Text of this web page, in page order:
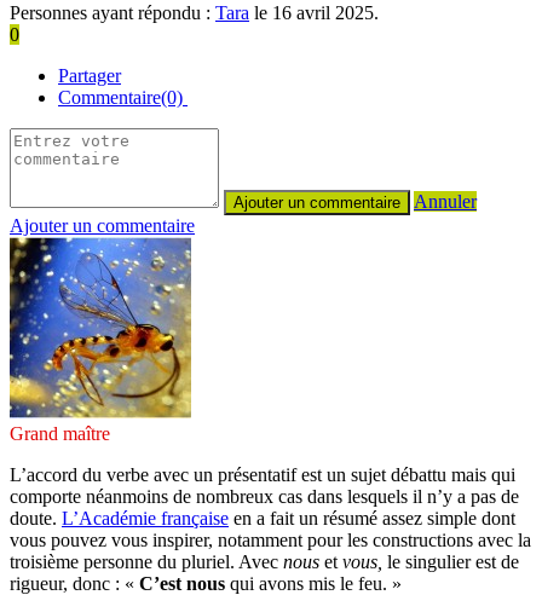
Personnes ayant répondu : Tara le 16 avril 2025.
0
Partager
Commentaire(0)
Annuler
Ajouter un commentaire
Grand maître
L’accord du verbe avec un présentatif est un sujet débattu mais qui
comporte néanmoins de nombreux cas dans lesquels il n’y a pas de
doute. L’Académie française en a fait un résumé assez simple dont
vous pouvez vous inspirer, notamment pour les constructions avec la
troisième personne du pluriel. Avec nous et vous, le singulier est de
rigueur, donc : « C’est nous qui avons mis le feu. »